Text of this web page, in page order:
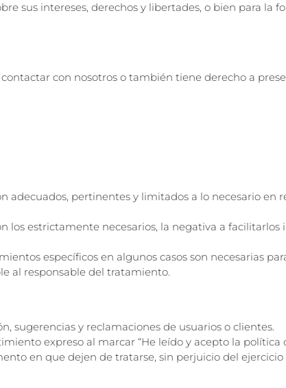
sus intereses, derechos y libertades, o bien para la
con nosotros o también tiene derecho a
pertinentes y limitados a lo necesario en
los estrictamente necesarios, la negativa a
específicos en algunos casos son necesarias
al responsable del tratamiento.
sugerencias y reclamaciones de usuarios o clientes.
expreso al marcar “He leído y acepto la política
en que dejen de tratarse, sin perjuicio del